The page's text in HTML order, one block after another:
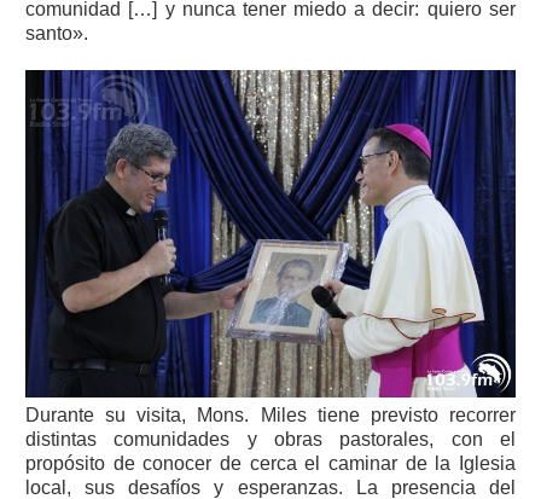
comunidad […] y nunca tener miedo a decir: quiero ser
santo».
Durante su visita, Mons. Miles tiene previsto recorrer
distintas comunidades y obras pastorales, con el
propósito de conocer de cerca el caminar de la Iglesia
local, sus desafíos y esperanzas. La presencia del